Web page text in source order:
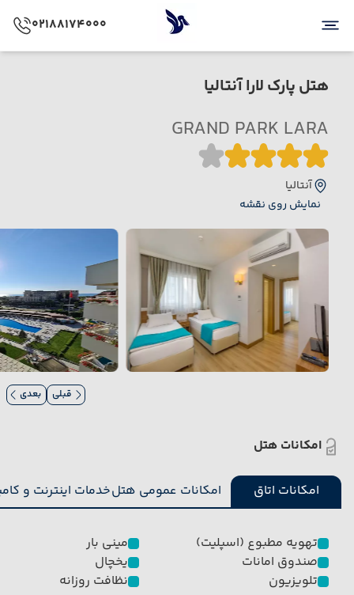
02188174000
هتل پارک لارا آنتالیا
GRAND PARK LARA
آنتالیا
نمایش روی نقشه
قبلی بعدی
امکانات هتل
امکانات اتاق امکانات عمومی هتلخدمات اینترنت و
تهویه مطبوع (اسپلیت)
صندوق امانات
تلویزیون
مینی بار
یخچال
نظافت روزانه